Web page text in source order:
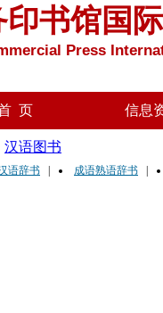
书馆国
Press
页 信息
汉语图书
语辞书 成语熟语辞书